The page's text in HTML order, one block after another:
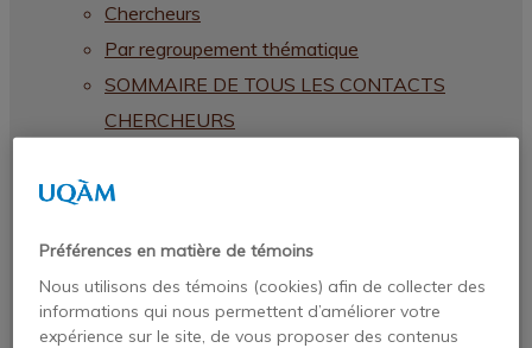
Chercheurs
Par regroupement thématique
SOMMAIRE DE TOUS LES CONTACTS
CHERCHEURS
Publications de nos chercheurs
Revues et monographies
Dans les médias
Profil
Préférences en matière de témoins
Nous utilisons des témoins (cookies) afin de collecter des
informations qui nous permettent d’améliorer votre
expérience sur le site, de vous proposer des contenus